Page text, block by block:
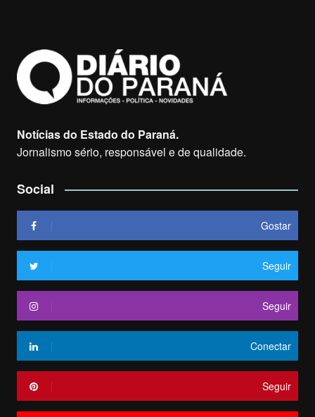
Notícias do Estado do Paraná.
Jornalismo sério, responsável e de qualidade.
Social
Gostar
Seguir
Seguir
Conectar
Seguir